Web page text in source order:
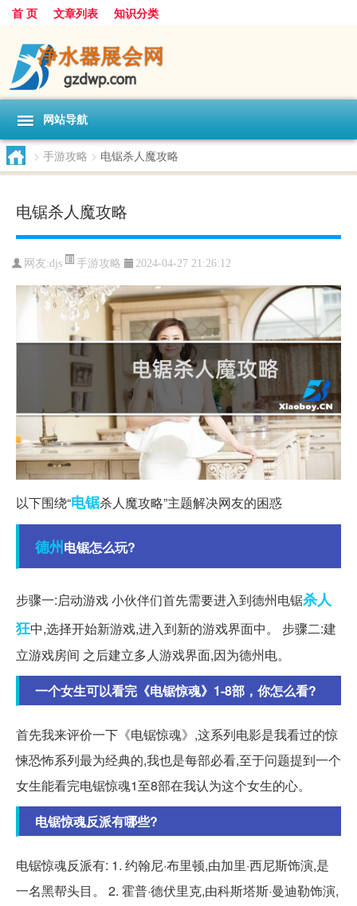
首 页 文章列表 知识分类
网站导航
> 手游攻略 > 电锯杀人魔攻略
电锯杀人魔攻略
网友:djs 手游攻略 2024-04-27 21:26:12
以下围绕“电锯杀人魔攻略”主题解决网友的困惑
德州电锯怎么玩?
步骤一:启动游戏 小伙伴们首先需要进入到德州电锯杀人
狂中,选择开始新游戏,进入到新的游戏界面中。 步骤二:建
立游戏房间 之后建立多人游戏界面,因为德州电。
一个女生可以看完《电锯惊魂》1-8部，你怎么看?
首先我来评价一下《电锯惊魂》,这系列电影是我看过的惊
悚恐怖系列最为经典的,我也是每部必看,至于问题提到一个
女生能看完电锯惊魂1至8部在我认为这个女生的心。
电锯惊魂反派有哪些?
电锯惊魂反派有: 1. 约翰尼·布里顿,由加里·西尼斯饰演,是
一名黑帮头目。 2. 霍普·德伏里克,由科斯塔斯·曼迪勒饰演,